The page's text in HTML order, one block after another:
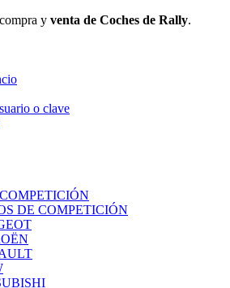
y venta de Coches de Rally.
o clave
DE COMPETICIÓN